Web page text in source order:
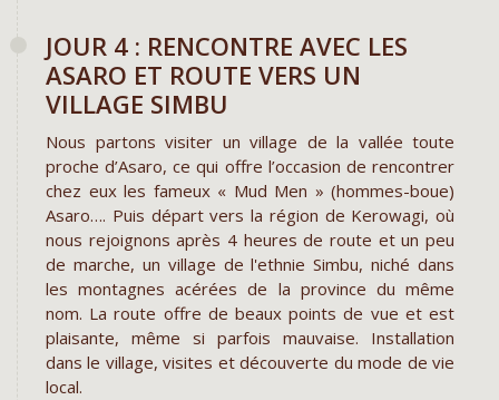
​JOUR 4 : RENCONTRE AVEC LES
ASARO ET ROUTE VERS UN
VILLAGE SIMBU​
Nous partons visiter un village de la vallée toute
proche d’Asaro, ce qui offre l’occasion de rencontrer
chez eux les fameux « Mud Men » (hommes-boue)
Asaro…. Puis départ vers la région de Kerowagi, où
nous rejoignons après 4 heures de route et un peu
de marche, un village de l'ethnie Simbu, niché dans
les montagnes acérées de la province du même
nom. La route offre de beaux points de vue et est
plaisante, même si parfois mauvaise. Installation
dans le village, visites et découverte du mode de vie
local.